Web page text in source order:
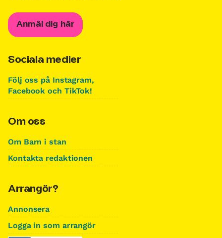
Anmäl dig här
Sociala medier
Följ oss på Instagram,
Facebook och TikTok!
Om oss
Om Barn i stan
Kontakta redaktionen
Arrangör?
Annonsera
Logga in som arrangör